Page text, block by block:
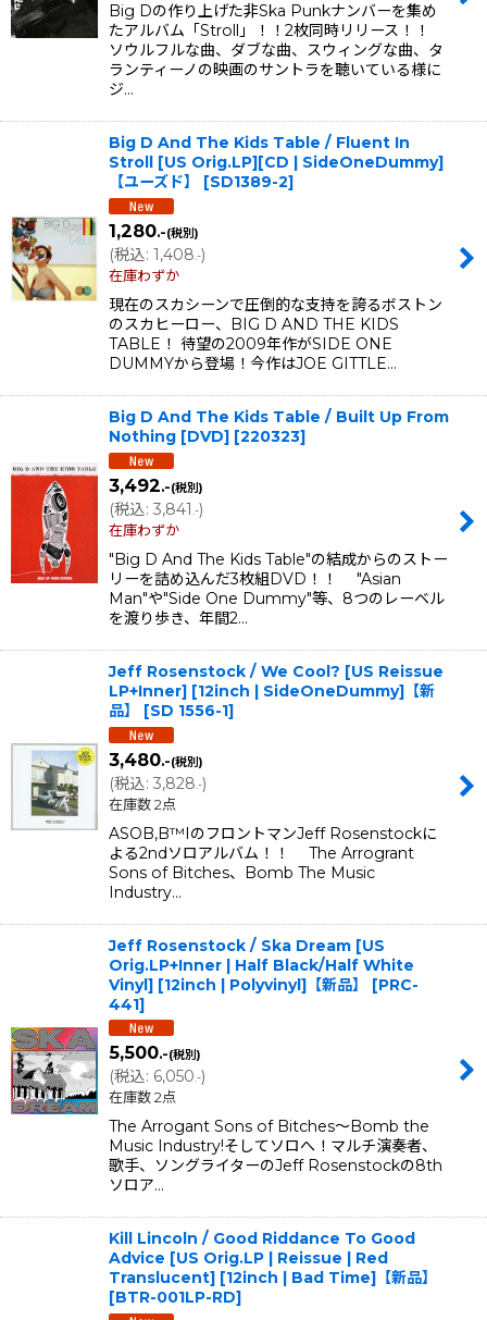
Big Dの作り上げた非Ska Punkナンバーを集め
たアルバム「Stroll」！！2枚同時リリース！！
ソウルフルな曲、ダブな曲、スウィングな曲、タ
ランティーノの映画のサントラを聴いている様に
ジ…
Big D And The Kids Table / Fluent In
Stroll [US Orig.LP][CD | SideOneDummy]
【ユーズド】
[SD1389-2]
1,280.-(税別)
(税込: 1,408.-)
在庫わずか
現在のスカシーンで圧倒的な支持を誇るボストン
のスカヒーロー、BIG D AND THE KIDS
TABLE！ 待望の2009年作がSIDE ONE
DUMMYから登場！今作はJOE GITTLE…
Big D And The Kids Table / Built Up From
Nothing [DVD] [220323]
3,492.-(税別)
(税込: 3,841.-)
在庫わずか
"Big D And The Kids Table"の結成からのストー
リーを詰め込んだ3枚組DVD！！ "Asian
Man"や"Side One Dummy"等、8つのレーベル
を渡り歩き、年間2…
Jeff Rosenstock / We Cool? [US Reissue
LP+Inner] [12inch | SideOneDummy]【新
品】
[SD 1556-1]
3,480.-(税別)
(税込: 3,828 .-)
在庫数 2点
ASOB,B™IのフロントマンJeff Rosenstockに
よる2ndソロアルバム！！ The Arrogrant
Sons of Bitches、Bomb The Music
Industry…
Jeff Rosenstock / Ska Dream [US
Orig.LP+Inner | Half Black/Half White
Vinyl] [12inch | Polyvinyl]【新品】
[PRC-
441]
5,500.-(税別)
(税込: 6,050.-)
在庫数 2点
The Arrogant Sons of Bitches〜Bomb the
Music Industry!そしてソロへ！マルチ演奏者、
歌手、ソングライターのJeff Rosenstockの8th
ソロア…
Kill Lincoln / Good Riddance To Good
Advice [US Orig.LP | Reissue | Red
Translucent] [12inch | Bad Time]【新品】
[BTR-001LP-RD]